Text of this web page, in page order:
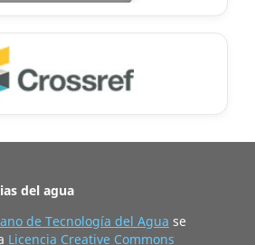
del agua
de Tecnología del Agua se
Licencia Creative Commons